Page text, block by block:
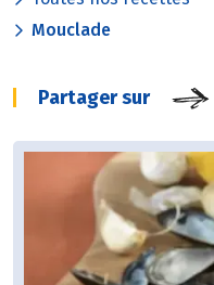
Mouclade
Partager sur